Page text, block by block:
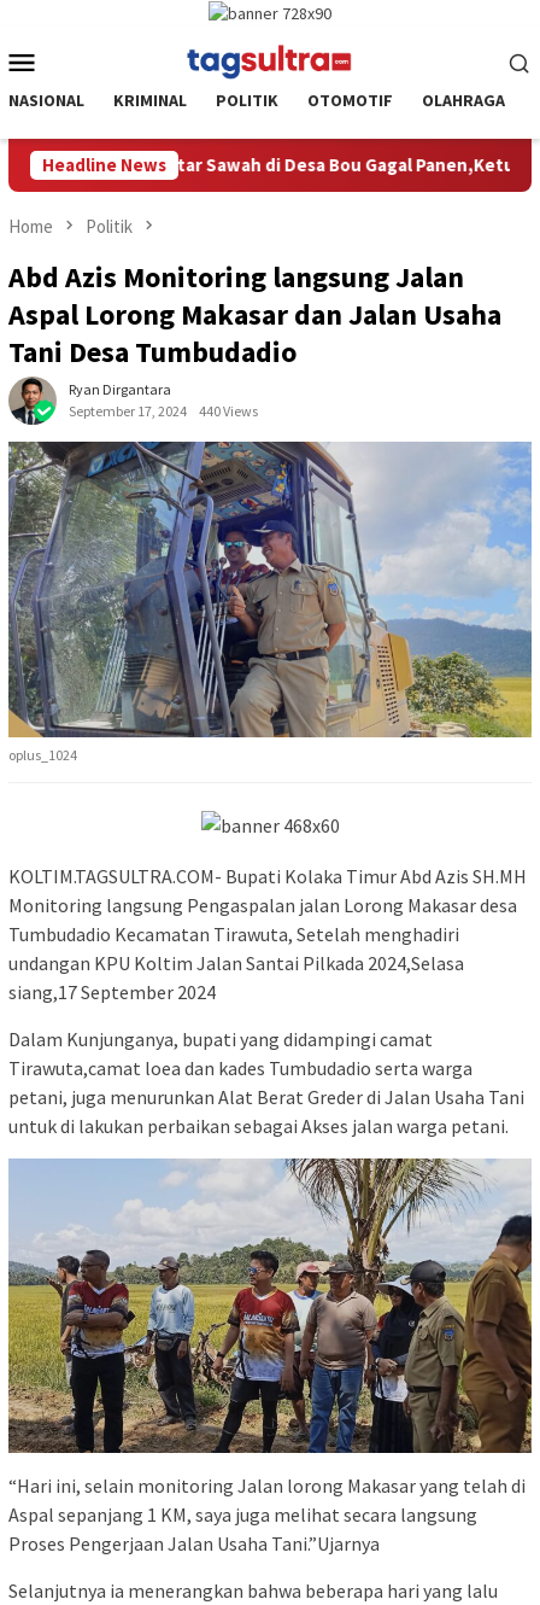
content
Menu
NASIONAL KRIMINAL POLITIK OTOMOTIF OLAHRAGA
Headline News
Gagal Panen,Ketua Komisi 2 DPRD Koltim Kunjungi
Home Politik
Abd Azis Monitoring langsung Jalan
Aspal Lorong Makasar dan Jalan Usaha
Tani Desa Tumbudadio
Ryan Dirgantara
September 17, 2024
440 Views
oplus_1024
KOLTIM.TAGSULTRA.COM- Bupati Kolaka Timur Abd Azis SH.MH
Monitoring langsung Pengaspalan jalan Lorong Makasar desa
Tumbudadio Kecamatan Tirawuta, Setelah menghadiri
undangan KPU Koltim Jalan Santai Pilkada 2024,Selasa
siang,17 September 2024
Dalam Kunjunganya, bupati yang didampingi camat
Tirawuta,camat loea dan kades Tumbudadio serta warga
petani, juga menurunkan Alat Berat Greder di Jalan Usaha Tani
untuk di lakukan perbaikan sebagai Akses jalan warga petani.
“Hari ini, selain monitoring Jalan lorong Makasar yang telah di
Aspal sepanjang 1 KM, saya juga melihat secara langsung
Proses Pengerjaan Jalan Usaha Tani.”Ujarnya
Selanjutnya ia menerangkan bahwa beberapa hari yang lalu